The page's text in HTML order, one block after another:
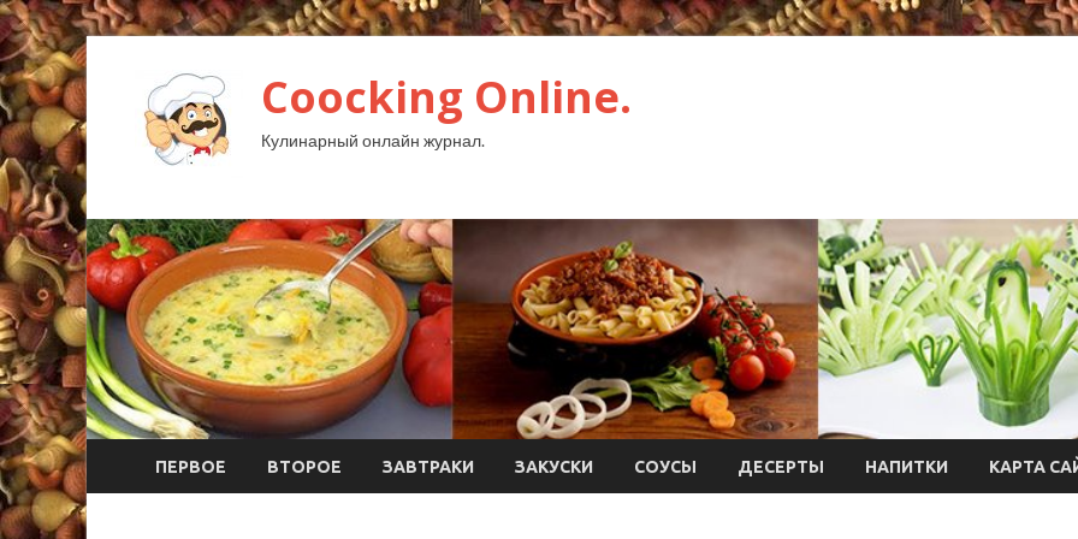
Coocking Online.
Кулинарный онлайн журнал.
ПЕРВОЕ ВТОРОЕ ЗАВТРАКИ ЗАКУСКИ СОУСЫ ДЕСЕРТЫ НАПИТКИ КАРТА